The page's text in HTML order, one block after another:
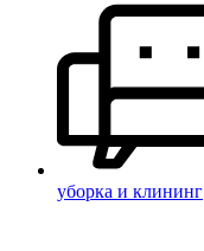
уборка и клининг